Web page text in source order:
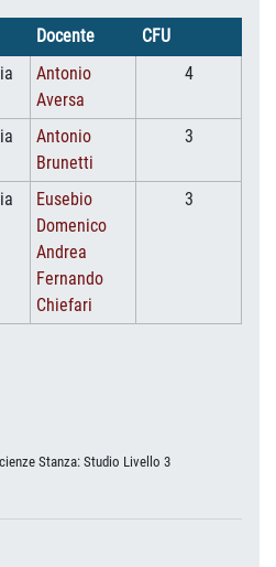
Docente
CFU
Antonio
Aversa
4
Antonio
Brunetti
3
Eusebio
Domenico
Andrea
Fernando
Chiefari
3
Stanza: Studio Livello 3